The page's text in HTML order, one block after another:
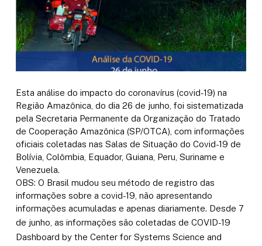
Esta análise do impacto do coronavírus (covid-19) na
Região Amazônica, do dia 26 de junho, foi sistematizada
pela Secretaria Permanente da Organização do Tratado
de Cooperação Amazônica (SP/OTCA), com informações
oficiais coletadas nas Salas de Situação do Covid-19 de
Bolívia, Colômbia, Equador, Guiana, Peru, Suriname e
Venezuela.
OBS: O Brasil mudou seu método de registro das
informações sobre a covid-19, não apresentando
informações acumuladas e apenas diariamente. Desde 7
de junho, as informações são coletadas de COVID-19
Dashboard by the Center for Systems Science and